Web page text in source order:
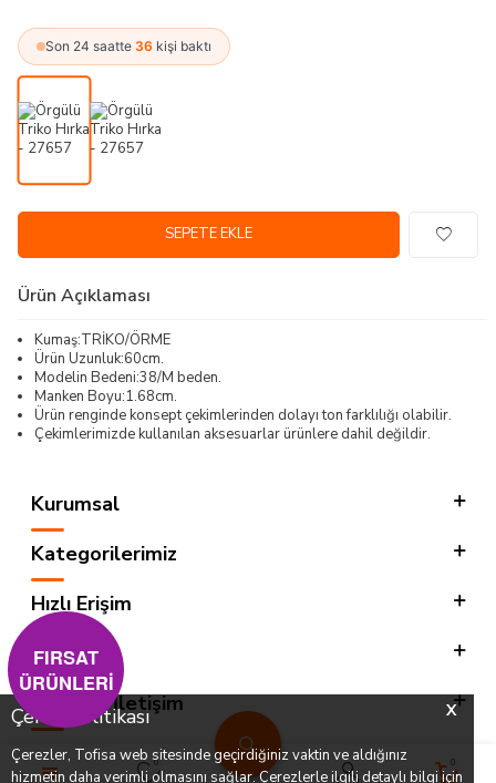
X
Çerez Politikası
Çerezler, Tofisa web sitesinde geçirdiğiniz vaktin ve aldığınız
hizmetin daha verimli olmasını sağlar. Çerezlerle ilgili detaylı bilgi için
0 0
Son 24 saatte 36 kişi baktı
SEPETE EKLE
Ürün Açıklaması
Kumaş:TRİKO/ÖRME
Ürün Uzunluk:60cm.
Modelin Bedeni:38/M beden.
Manken Boyu:1.68cm.
Ürün renginde konsept çekimlerinden dolayı ton farklılığı olabilir.
Çekimlerimizde kullanılan aksesuarlar ürünlere dahil değildir.
Kurumsal
Kategorilerimiz
Hızlı Erişim
Sosyal
Adres & İletişim
FIRSAT
ÜRÜNLERİ